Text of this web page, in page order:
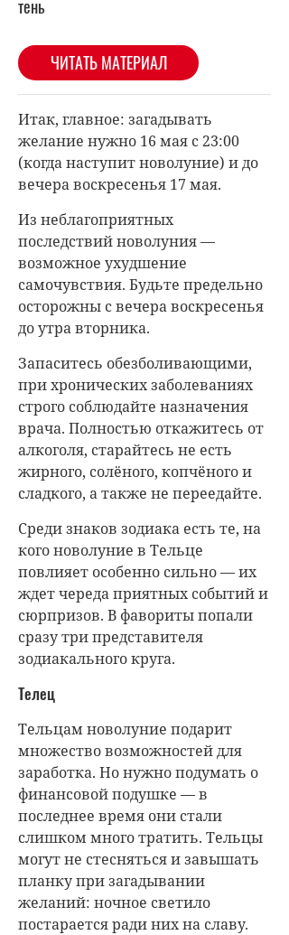
тень
ЧИТАТЬ МАТЕРИАЛ
Итак, главное: загадывать
желание нужно 16 мая с 23:00
(когда наступит новолуние) и до
вечера воскресенья 17 мая.
Из неблагоприятных
последствий новолуния —
возможное ухудшение
самочувствия. Будьте предельно
осторожны с вечера воскресенья
до утра вторника.
Запаситесь обезболивающими,
при хронических заболеваниях
строго соблюдайте назначения
врача. Полностью откажитесь от
алкоголя, старайтесь не есть
жирного, солёного, копчёного и
сладкого, а также не переедайте.
Среди знаков зодиака есть те, на
кого новолуние в Тельце
повлияет особенно сильно — их
ждет череда приятных событий и
сюрпризов. В фавориты попали
сразу три представителя
зодиакального круга.
Телец
Тельцам новолуние подарит
множество возможностей для
заработка. Но нужно подумать о
финансовой подушке — в
последнее время они стали
слишком много тратить. Тельцы
могут не стесняться и завышать
планку при загадывании
желаний: ночное светило
постарается ради них на славу.